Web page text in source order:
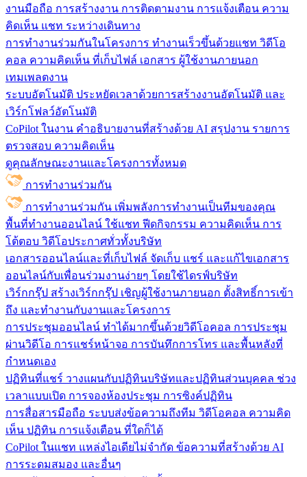
งานมือถือ การสร้างงาน การติดตามงาน การแจ้งเตือน ความ
คิดเห็น แชท ระหว่างเดินทาง
การทำงานร่วมกันในโครงการ ทํางานเร็วขึ้นด้วยแชท วิดีโอ
คอล ความคิดเห็น ที่เก็บไฟล์ เอกสาร ผู้ใช้งานภายนอก
เทมเพลตงาน
ระบบอัตโนมัติ ประหยัดเวลาด้วยการสร้างงานอัตโนมัติ และ
เวิร์กโฟลว์อัตโนมัติ
CoPilot ในงาน คำอธิบายงานที่สร้างด้วย AI สรุปงาน รายการ
ตรวจสอบ ความคิดเห็น
ดูคุณลักษณะงานและโครงการทั้งหมด
การทำงานร่วมกัน
การทำงานร่วมกัน เพิ่มพลังการทำงานเป็นทีมของคุณ
พื้นที่ทำงานออนไลน์ ใช้แชท ฟีดกิจกรรม ความคิดเห็น การ
โต้ตอบ วิดีโอประกาศทั่วทั้งบริษัท
เอกสารออนไลน์และที่เก็บไฟล์ จัดเก็บ แชร์ และแก้ไขเอกสาร
ออนไลน์กับเพื่อนร่วมงานง่ายๆ โดยใช้ไดรฟ์บริษัท
เวิร์กกรุ๊ป สร้างเวิร์กกรุ๊ป เชิญผู้ใช้งานภายนอก ตั้งสิทธิ์การเข้า
ถึง และทำงานกับงานและโครงการ
การประชุมออนไลน์ ทำได้มากขึ้นด้วยวิดีโอคอล การประชุม
ผ่านวิดีโอ การแชร์หน้าจอ การบันทึกการโทร และพื้นหลังที่
กำหนดเอง
ปฏิทินที่แชร์ วางแผนกับปฏิทินบริษัทและปฏิทินส่วนบุคคล ช่วง
เวลาแบบเปิด การจองห้องประชุม การซิงค์ปฏิทิน
การสื่อสารมือถือ ระบบส่งข้อความถึงทีม วิดีโอคอล ความคิด
เห็น ปฏิทิน การแจ้งเตือน ที่ใดก็ได้
CoPilot ในแชท แหล่งไอเดียไม่จำกัด ข้อความที่สร้างด้วย AI
การระดมสมอง และอื่นๆ